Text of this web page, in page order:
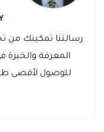
رسالتنا تمكينك من
المعرفة والخبرة
للوصول لأقصى